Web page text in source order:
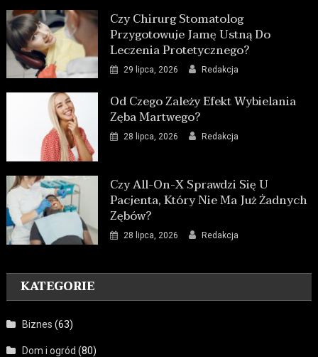
Czy Chirurg Stomatolog
Przygotowuje Jamę Ustną Do
Leczenia Protetycznego?
29 lipca, 2026 Redakcja
Od Czego Zależy Efekt Wybielania
Zęba Martwego?
28 lipca, 2026 Redakcja
Czy All-On-X Sprawdzi Się U
Pacjenta, Który Nie Ma Już Żadnych
Zębów?
28 lipca, 2026 Redakcja
KATEGORIE
Biznes (63)
Dom i ogród (80)